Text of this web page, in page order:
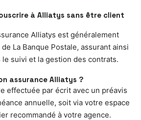
à Alliatys sans être client
Alliatys est généralement
La Banque Postale, assurant ainsi
suivi et la gestion des contrats.
assurance Alliatys ?
effectuée par écrit avec un préavis
annuelle, soit via votre espace
recommandé à votre agence.